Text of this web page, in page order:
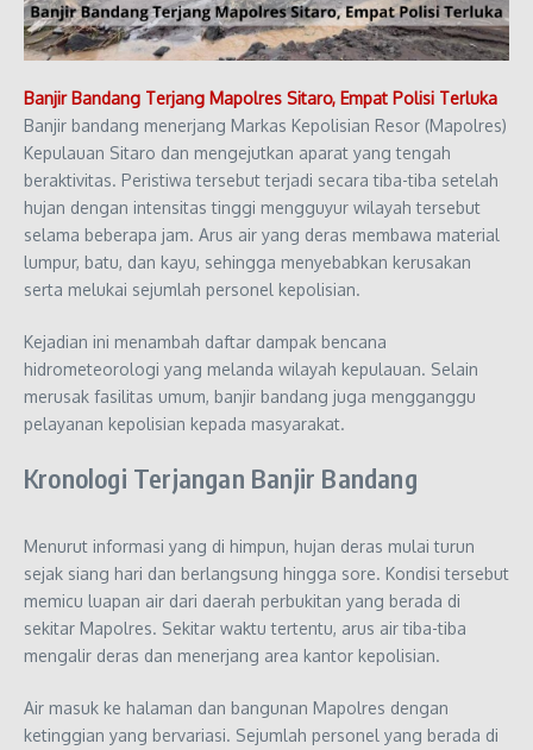
Banjir Bandang Terjang Mapolres Sitaro, Empat Polisi Terluka
Banjir bandang menerjang Markas Kepolisian Resor (Mapolres)
Kepulauan Sitaro dan mengejutkan aparat yang tengah
beraktivitas. Peristiwa tersebut terjadi secara tiba-tiba setelah
hujan dengan intensitas tinggi mengguyur wilayah tersebut
selama beberapa jam. Arus air yang deras membawa material
lumpur, batu, dan kayu, sehingga menyebabkan kerusakan
serta melukai sejumlah personel kepolisian.
Kejadian ini menambah daftar dampak bencana
hidrometeorologi yang melanda wilayah kepulauan. Selain
merusak fasilitas umum, banjir bandang juga mengganggu
pelayanan kepolisian kepada masyarakat.
Kronologi Terjangan Banjir Bandang
Menurut informasi yang di himpun, hujan deras mulai turun
sejak siang hari dan berlangsung hingga sore. Kondisi tersebut
memicu luapan air dari daerah perbukitan yang berada di
sekitar Mapolres. Sekitar waktu tertentu, arus air tiba-tiba
mengalir deras dan menerjang area kantor kepolisian.
Air masuk ke halaman dan bangunan Mapolres dengan
ketinggian yang bervariasi. Sejumlah personel yang berada di